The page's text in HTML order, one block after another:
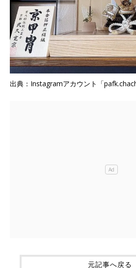
出典：Instagramアカウント「
元記事へ戻る